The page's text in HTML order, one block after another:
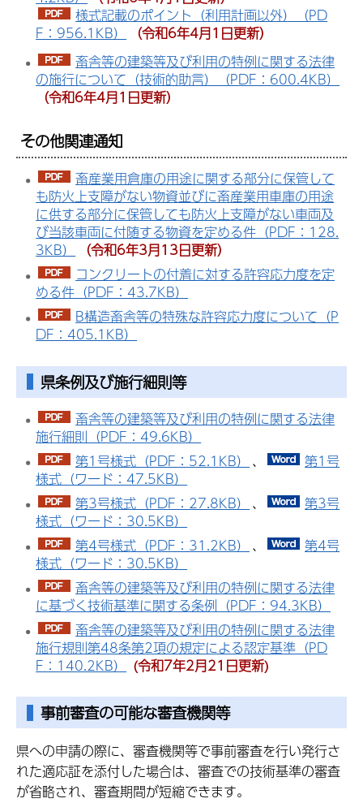
様式記載のポイント（利用計画以外）（PD
F：956.1KB）
（令和6年4月1日更新）
畜舎等の建築等及び利用の特例に関する法律
の施行について（技術的助言）（PDF：600.4KB）
（令和6年4月1日更新）
その他関連通知
畜産業用倉庫の用途に関する部分に保管して
も防火上支障がない物資並びに畜産業用車庫の用途
に供する部分に保管しても防火上支障がない車両及
び当該車両に付随する物資を定める件（PDF：128.
3KB）
（令和6年3月13日更新）
コンクリートの付着に対する許容応力度を定
める件（PDF：43.7KB）
B構造畜舎等の特殊な許容応力度について（P
DF：405.1KB）
県条例及び施行細則等
畜舎等の建築等及び利用の特例に関する法律
施行細則（PDF：49.6KB）
第1号様式（PDF：52.1KB） 、
第1号
様式（ワード：47.5KB）
第3号様式（PDF：27.8KB） 、
第3号
様式（ワード：30.5KB）
第4号様式（PDF：31.2KB） 、
第4号
様式（ワード：30.5KB）
畜舎等の建築等及び利用の特例に関する法律
に基づく技術基準に関する条例（PDF：94.3KB）
畜舎等の建築等及び利用の特例に関する法律
施行規則第48条第2項の規定による認定基準（PD
F：140.2KB）
(令和7年2月21日更新)
事前審査の可能な審査機関等
県への申請の際に、審査機関等で事前審査を行い発行さ
れた適応証を添付した場合は、審査での技術基準の審査
が省略され、審査期間が短縮できます。